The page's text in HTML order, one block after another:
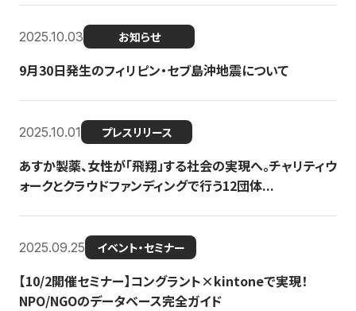
2025.10.03 お知らせ
9月30日発生のフィリピン・セブ島沖地震について
2025.10.01 プレスリリース
あすか製薬、女性が「飛翔」する社会の実現へ。チャリティウ
ォークとクラウドファンディングで行う12団体...
2025.09.25 イベント・セミナー
【10/2開催セミナー】コングラント×kintoneで実現！
NPO/NGOのデータベース完全ガイド